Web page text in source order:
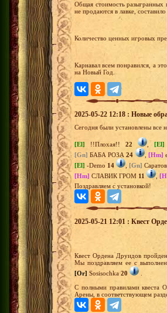
Общая стоимость разыгранных
не продаются в лавке,
Количество ценных игровых
Карнавал всем понравился, а
на Новый Год.
2025-05-22 12:18 : Новые
Сегодня были установлены все
[El] !!Плохая!! 22 , [El]
[Gn] БАБА РОЗА24 , [Hm]
[El] -Demo 14 [Gn]
[Hm] СЛАВИК ГРОМ 11
Поздравляем с установкой!
2025-05-21 12:01 : Квест
Квест Ордена Друидов
Мы поздравляем ее с
[Or] Sosisochka 20
С полными правилами квеста
Арены, в соответствующем